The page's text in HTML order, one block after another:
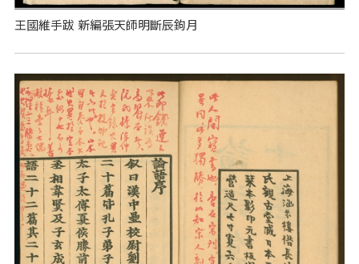
王國維手跋 新編張天師明斷辰鉤月